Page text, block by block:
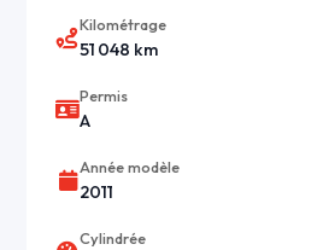
Kilométrage
51 048 km
Permis
A
Année modèle
2011
Cylindrée